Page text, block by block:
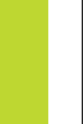
7 program och